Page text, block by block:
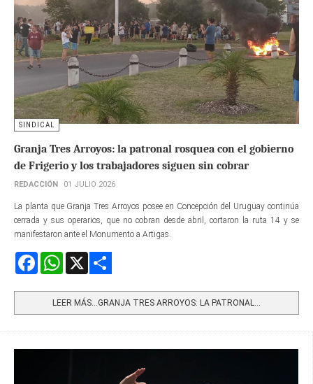
SINDICAL
Granja Tres Arroyos: la patronal rosquea con el gobierno
de Frigerio y los trabajadores siguen sin cobrar
REDACCIÓN 01 JULIO 2026
La planta que Granja Tres Arroyos posee en Concepción del Uruguay continúa
cerrada y sus operarios, que no cobran desde abril, cortaron la ruta 14 y se
manifestaron ante el Monumento a Artigas.
FacebookWhatsApp
LEER MÁS…GRANJA TRES ARROYOS: LA PATRONAL...